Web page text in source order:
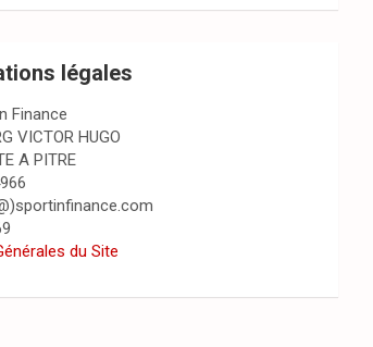
légales
Finance
VICTOR HUGO
A PITRE
du Site